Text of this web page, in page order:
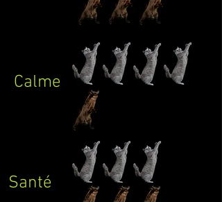
Calme
Santé